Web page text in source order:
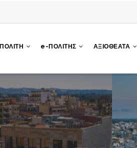
e-ΠΟΛΙΤΗΣ ΑΞΙΟΘΕΑΤΑ